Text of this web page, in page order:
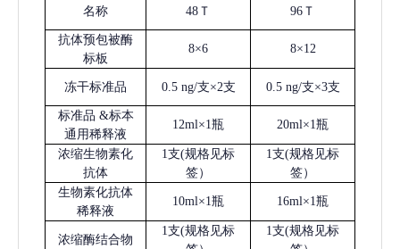
名称 48Ｔ 96Ｔ
抗体预包被酶
标板
8×6 8×12
冻干标准品 0.5 ng/支×2支 0.5 ng/支×3支
标准品 &标本
通用稀释液
12ml×1瓶 20ml×1瓶
浓缩生物素化
抗体
1支(规格见标
签）
1支(规格见标
签）
生物素化抗体
稀释液
10ml×1瓶 16ml×1瓶
浓缩酶结合物
1支(规格见标
1支(规格见标